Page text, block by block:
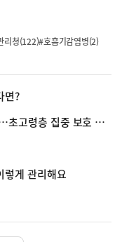
리청(122)#호흡기감염병(2)
면?
령층 집중 보호 강화
렇게 관리해요